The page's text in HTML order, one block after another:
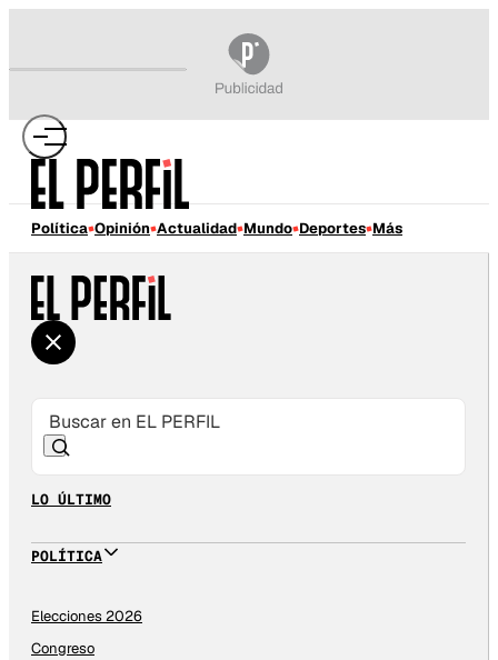
Política Opinión Actualidad Mundo Deportes Más
LO ÚLTIMO
POLÍTICA
Elecciones 2026
Congreso